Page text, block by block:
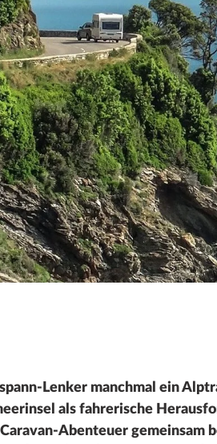
Lenker manchmal ein
als fahrerische
Abenteuer gemeinsam